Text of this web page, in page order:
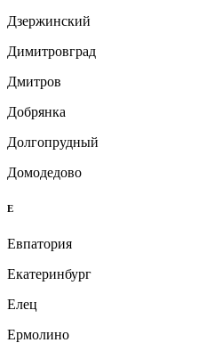
Дзержинский
Димитровград
Дмитров
Добрянка
Долгопрудный
Домодедово
Е
Евпатория
Екатеринбург
Елец
Ермолино